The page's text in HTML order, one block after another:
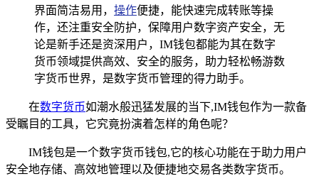
界面简洁易用， 操作便捷，能快速完成转账等操
作，还注重安全防护，保障用户数字资产安全，无
论是新手还是资深用户，IM钱包都能为其在数字
货币领域提供高效、安全的服务，助力轻松畅游数
字货币世界，是数字货币管理的得力助手。
在数字货币如潮水般迅猛发展的当下,IM钱包作为一款备
受瞩目的工具，它究竟扮演着怎样的角色呢？
IM钱包是一个数字货币钱包,它的核心功能在于助力用户
安全地存储、高效地管理以及便捷地交易各类数字货币。